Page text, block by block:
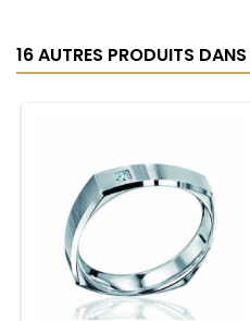
16 AUTRES PRODUITS